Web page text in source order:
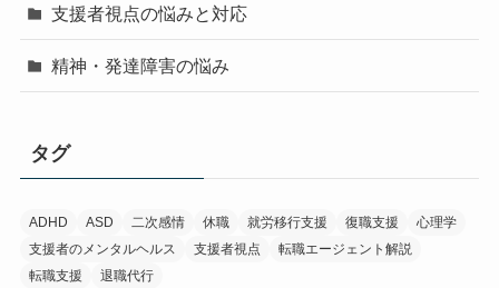
支援者視点の悩みと対応
精神・発達障害の悩み
タグ
ADHD ASD 二次感情 休職 就労移行支援 復職支援
心理学
支援者のメンタルヘルス
支援者視点
転職エージェント解説
転職支援
退職代行